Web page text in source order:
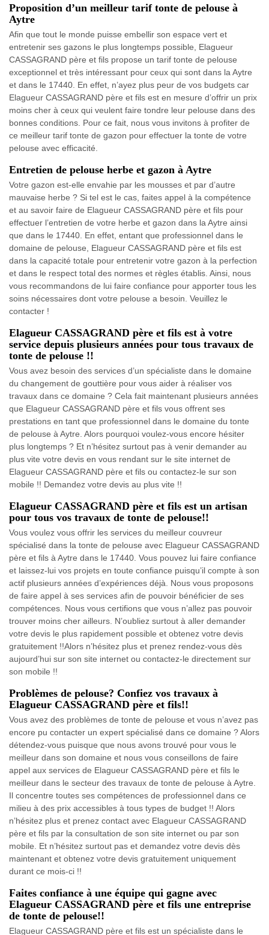
Proposition d’un meilleur tarif tonte de pelouse à
Aytre
Afin que tout le monde puisse embellir son espace vert et
entretenir ses gazons le plus longtemps possible, Elagueur
CASSAGRAND père et fils propose un tarif tonte de pelouse
exceptionnel et très intéressant pour ceux qui sont dans la Aytre
et dans le 17440. En effet, n’ayez plus peur de vos budgets car
Elagueur CASSAGRAND père et fils est en mesure d’offrir un prix
moins cher à ceux qui veulent faire tondre leur pelouse dans des
bonnes conditions. Pour ce fait, nous vous invitons à profiter de
ce meilleur tarif tonte de gazon pour effectuer la tonte de votre
pelouse avec efficacité.
Entretien de pelouse herbe et gazon à Aytre
Votre gazon est-elle envahie par les mousses et par d’autre
mauvaise herbe ? Si tel est le cas, faites appel à la compétence
et au savoir faire de Elagueur CASSAGRAND père et fils pour
effectuer l’entretien de votre herbe et gazon dans la Aytre ainsi
que dans le 17440. En effet, entant que professionnel dans le
domaine de pelouse, Elagueur CASSAGRAND père et fils est
dans la capacité totale pour entretenir votre gazon à la perfection
et dans le respect total des normes et règles établis. Ainsi, nous
vous recommandons de lui faire confiance pour apporter tous les
soins nécessaires dont votre pelouse a besoin. Veuillez le
contacter !
Elagueur CASSAGRAND père et fils est à votre
service depuis plusieurs années pour tous travaux de
tonte de pelouse !!
Vous avez besoin des services d’un spécialiste dans le domaine
du changement de gouttière pour vous aider à réaliser vos
travaux dans ce domaine ? Cela fait maintenant plusieurs années
que Elagueur CASSAGRAND père et fils vous offrent ses
prestations en tant que professionnel dans le domaine du tonte
de pelouse à Aytre. Alors pourquoi voulez-vous encore hésiter
plus longtemps ? Et n’hésitez surtout pas à venir demander au
plus vite votre devis en vous rendant sur le site internet de
Elagueur CASSAGRAND père et fils ou contactez-le sur son
mobile !! Demandez votre devis au plus vite !!
Elagueur CASSAGRAND père et fils est un artisan
pour tous vos travaux de tonte de pelouse!!
Vous voulez vous offrir les services du meilleur couvreur
spécialisé dans la tonte de pelouse avec Elagueur CASSAGRAND
père et fils à Aytre dans le 17440. Vous pouvez lui faire confiance
et laissez-lui vos projets en toute confiance puisqu’il compte à son
actif plusieurs années d’expériences déjà. Nous vous proposons
de faire appel à ses services afin de pouvoir bénéficier de ses
compétences. Nous vous certifions que vous n’allez pas pouvoir
trouver moins cher ailleurs. N’oubliez surtout à aller demander
votre devis le plus rapidement possible et obtenez votre devis
gratuitement !!Alors n’hésitez plus et prenez rendez-vous dès
aujourd’hui sur son site internet ou contactez-le directement sur
son mobile !!
Problèmes de pelouse? Confiez vos travaux à
Elagueur CASSAGRAND père et fils!!
Vous avez des problèmes de tonte de pelouse et vous n’avez pas
encore pu contacter un expert spécialisé dans ce domaine ? Alors
détendez-vous puisque que nous avons trouvé pour vous le
meilleur dans son domaine et nous vous conseillons de faire
appel aux services de Elagueur CASSAGRAND père et fils le
meilleur dans le secteur des travaux de tonte de pelouse à Aytre.
Il concentre toutes ses compétences de professionnel dans ce
milieu à des prix accessibles à tous types de budget !! Alors
n’hésitez plus et prenez contact avec Elagueur CASSAGRAND
père et fils par la consultation de son site internet ou par son
mobile. Et n’hésitez surtout pas et demandez votre devis dès
maintenant et obtenez votre devis gratuitement uniquement
durant ce mois-ci !!
Faites confiance à une équipe qui gagne avec
Elagueur CASSAGRAND père et fils une entreprise
de tonte de pelouse!!
Elagueur CASSAGRAND père et fils est un spécialiste dans le